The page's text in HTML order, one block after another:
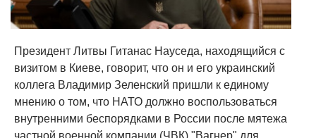
Президент Литвы Гитанас Науседа, находящийся с
визитом в Киеве, говорит, что он и его украинский
коллега Владимир Зеленский пришли к единому
мнению о том, что НАТО должно воспользоваться
внутренними беспорядками в России после мятежа
частной военной компании (ЧВК) "Вагнер" для